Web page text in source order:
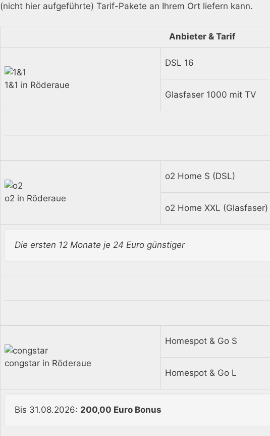
(nicht hier aufgeführte) Tarif-Pakete an Ihrem Ort liefern kann.
Anbieter & Tarif
1&1 in Röderaue
DSL 16
Glasfaser 1000 mit TV
o2 in Röderaue
o2 Home S (DSL)
o2 Home XXL (Glasfaser)
Die ersten 12 Monate je 24 Euro günstiger
congstar in Röderaue
Homespot & Go S
Homespot & Go L
Bis 31.08.2026: 200,00 Euro Bonus